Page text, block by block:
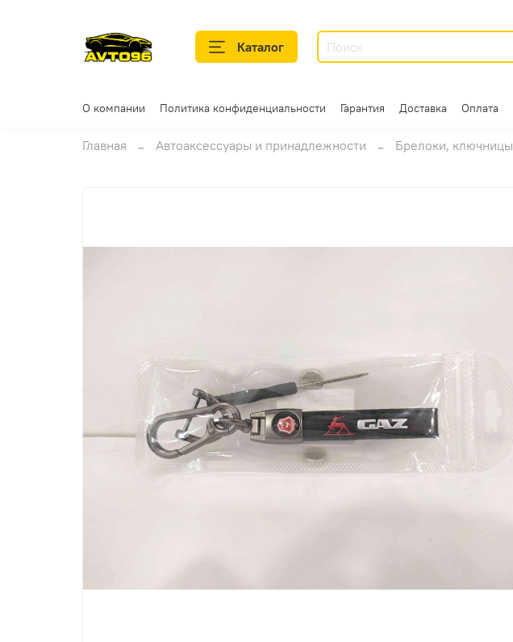
Каталог
О компании Политика конфиденциальности Гарантия Доставка Оплата
Главная Автоаксессуары и принадлежности Брелоки, ключницы